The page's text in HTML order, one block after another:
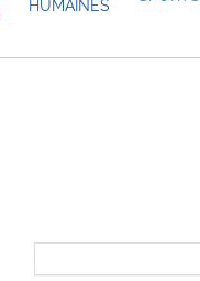
HUMAINES